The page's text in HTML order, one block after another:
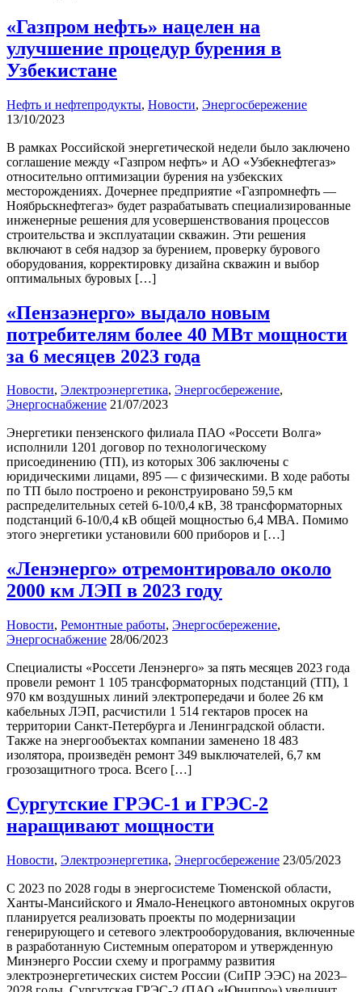
«Газпром нефть» нацелен на
улучшение процедур бурения в
Узбекистане
Нефть и нефтепродукты, Новости, Энергосбережение
13/10/2023
В рамках Российской энергетической недели было заключено
соглашение между «Газпром нефть» и АО «Узбекнефтегаз»
относительно оптимизации бурения на узбекских
месторождениях. Дочернее предприятие «Газпромнефть —
Ноябрьскнефтегаз» будет разрабатывать специализированные
инженерные решения для усовершенствования процессов
строительства и эксплуатации скважин. Эти решения
включают в себя надзор за бурением, проверку бурового
оборудования, корректировку дизайна скважин и выбор
оптимальных буровых […]
«Пензаэнерго» выдало новым
потребителям более 40 МВт мощности
за 6 месяцев 2023 года
Новости, Электроэнергетика, Энергосбережение,
Энергоснабжение 21/07/2023
Энергетики пензенского филиала ПАО «Россети Волга»
исполнили 1201 договор по технологическому
присоединению (ТП), из которых 306 заключены с
юридическими лицами, 895 — с физическими. В ходе работы
по ТП было построено и реконструировано 59,5 км
распределительных сетей 6-10/0,4 кВ, 38 трансформаторных
подстанций 6-10/0,4 кВ общей мощностью 6,4 МВА. Помимо
этого энергетики установили 600 приборов и […]
«Ленэнерго» отремонтировало около
2000 км ЛЭП в 2023 году
Новости, Ремонтные работы, Энергосбережение,
Энергоснабжение 28/06/2023
Специалисты «Россети Ленэнерго» за пять месяцев 2023 года
провели ремонт 1 105 трансформаторных подстанций (ТП), 1
970 км воздушных линий электропередачи и более 26 км
кабельных ЛЭП, расчистили 1 514 гектаров просек на
территории Санкт-Петербурга и Ленинградской области.
Также на энергообъектах компании заменено 18 483
изолятора, произведён ремонт 349 выключателей, 6,7 км
грозозащитного троса. Всего […]
Сургутские ГРЭС-1 и ГРЭС-2
наращивают мощности
Новости, Электроэнергетика, Энергосбережение 23/05/2023
С 2023 по 2028 годы в энергосистеме Тюменской области,
Ханты-Мансийского и Ямало-Ненецкого автономных округов
планируется реализовать проекты по модернизации
генерирующего и сетевого электрооборудования, включенные
в разработанную Системным оператором и утвержденную
Минэнерго России схему и программу развития
электроэнергетических систем России (СиПР ЭЭС) на 2023–